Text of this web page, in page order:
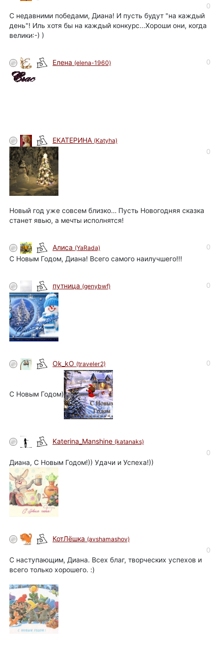
0
С недавними победами, Диана! И пусть будут "на каждый
день"! Иль хотя бы на каждый конкурс...Хороши они, когда
велики:-) )
Елена (elena-1960) 0
ЕКАТЕРИНА (Katyha)
0
Новый год уже совсем близко… Пусть Новогодняя сказка
станет явью, а мечты исполнятся!
Алиса (YaRada)
0
С Новым Годом, Диана! Всего самого наилучшего!!!
путница (genybwf) 0
Ok_kO (traveler2) 0
С Новым Годом)
Katerina_Manshine (katanaks)
0
Диана, С Новым Годом!)) Удачи и Успеха!))
КотЛёшка (avshamashov)
0
С наступающим, Диана. Всех благ, творческих успехов и
всего только хорошего. :)